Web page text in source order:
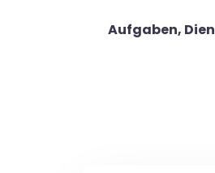
Aufgaben,